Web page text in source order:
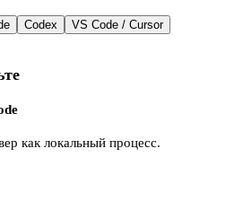
Codex VS Code / Cursor
как локальный процесс.